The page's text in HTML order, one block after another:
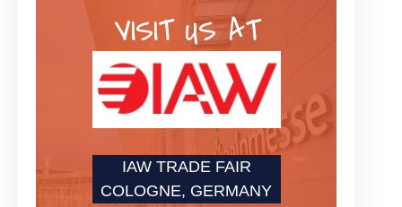
VISIT US AT
IAW TRADE FAIR
COLOGNE, GERMANY